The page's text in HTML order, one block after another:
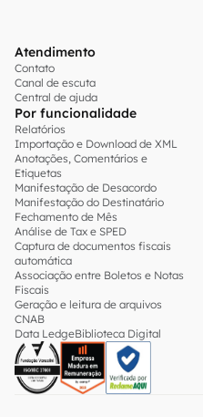
Atendimento
Contato
Canal de escuta
Central de ajuda
Por funcionalidade
Relatórios
Importação e Download de XML
Anotações, Comentários e
Etiquetas
Manifestação de Desacordo
Manifestação do Destinatário
Fechamento de Mês
Análise de Tax e SPED
Captura de documentos fiscais
automática
Associação entre Boletos e Notas
Fiscais
Geração e leitura de arquivos
CNAB
Data LedgeBiblioteca Digital